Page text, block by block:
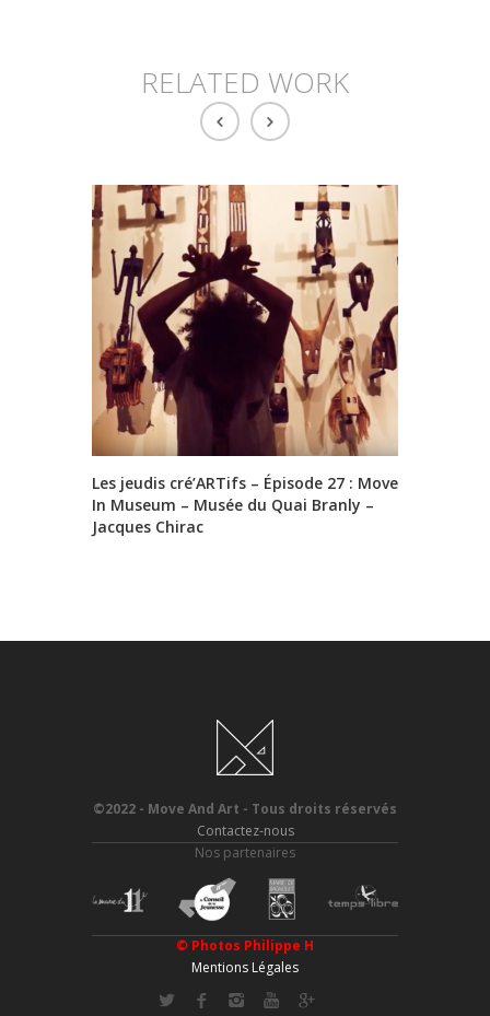
RELATED WORK
Les jeudis cré’ARTifs – Épisode 27 : Move
In Museum – Musée du Quai Branly –
Jacques Chirac
©2022 - Move And Art - Tous droits réservés
Contactez-nous
Nos partenaires
© Photos Philippe H
Mentions Légales